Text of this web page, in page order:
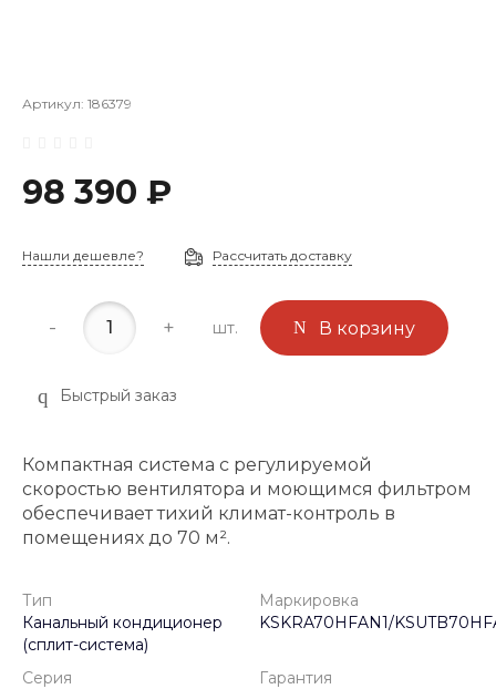
Артикул: 186379
98 390 ₽
Нашли дешевле? Рассчитать доставку
- + шт. В корзину
Быстрый заказ
Компактная система с регулируемой
скоростью вентилятора и моющимся фильтром
обеспечивает тихий климат-контроль в
помещениях до 70 м².
Тип
Канальный кондиционер
(сплит-система)
Маркировка
KSKRA70HFAN1/
Серия
Гарантия